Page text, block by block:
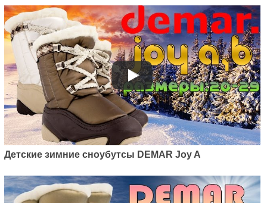
Детские зимние сноубутсы DEMAR Joy A